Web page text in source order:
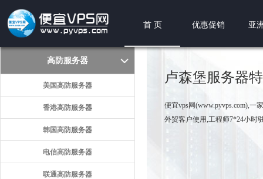
首 页 优惠促销 亚
高防服务器
美国高防服务器
香港高防服务器
韩国高防服务器
电信高防服务器
联通高防服务器
卢森堡服务器
便宜vps网(www.pyvps.com),
外贸客户使用,工程师7*24小时